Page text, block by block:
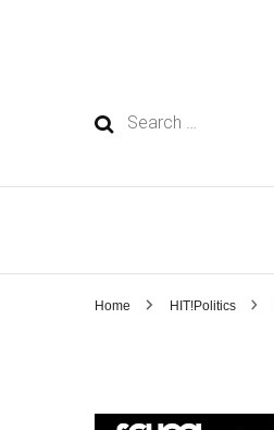
Search
Home HIT!Politics